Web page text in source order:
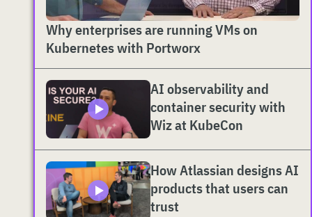
Why enterprises are running VMs on
Kubernetes with Portworx
AI observability and
container security with
Wiz at KubeCon
How Atlassian designs AI
products that users can
trust